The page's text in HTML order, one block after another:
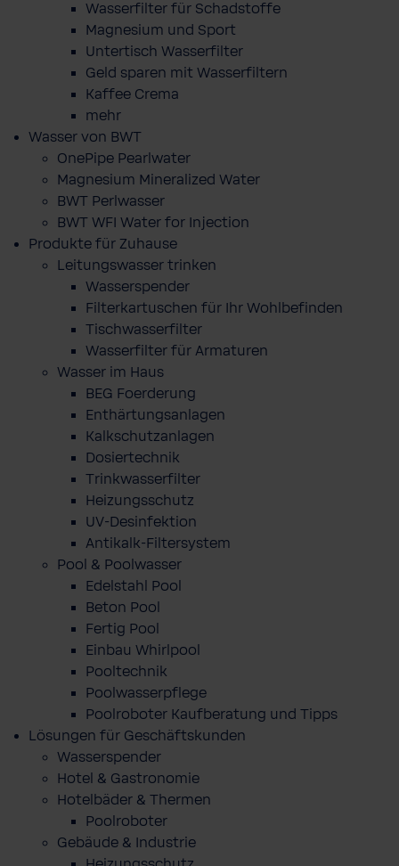
Wasserfilter für Schadstoffe
Magnesium und Sport
Untertisch Wasserfilter
Geld sparen mit Wasserfiltern
Kaffee Crema
mehr
Wasser von BWT
OnePipe Pearlwater
Magnesium Mineralized Water
BWT Perlwasser
BWT WFI Water for Injection
Produkte für Zuhause
Leitungswasser trinken
Wasserspender
Filterkartuschen für Ihr Wohlbefinden
Tischwasserfilter
Wasserfilter für Armaturen
Wasser im Haus
BEG Foerderung
Enthärtungsanlagen
Kalkschutzanlagen
Dosiertechnik
Trinkwasserfilter
Heizungsschutz
UV-Desinfektion
Antikalk-Filtersystem
Pool & Poolwasser
Edelstahl Pool
Beton Pool
Fertig Pool
Einbau Whirlpool
Pooltechnik
Poolwasserpflege
Poolroboter Kaufberatung und Tipps
Lösungen für Geschäftskunden
Wasserspender
Hotel & Gastronomie
Hotelbäder & Thermen
Poolroboter
Gebäude & Industrie